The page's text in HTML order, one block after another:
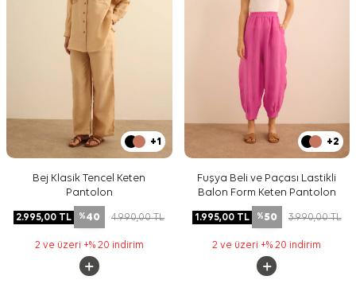
+1
Bej Klasik Tencel Keten
Pantolon
2.995,00 TL %40 4.990,00TL
2 ve üzeri +% 20 indirim
+2
Fuşya Beli ve Paçası Lastikli
Balon Form Keten Pantolon
1.995,00TL %50 3.990,00TL
2 ve üzeri +% 20 indirim